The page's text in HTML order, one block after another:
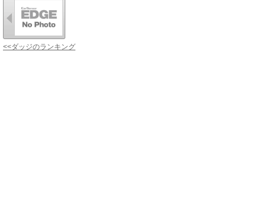
<<ダッジのランキング